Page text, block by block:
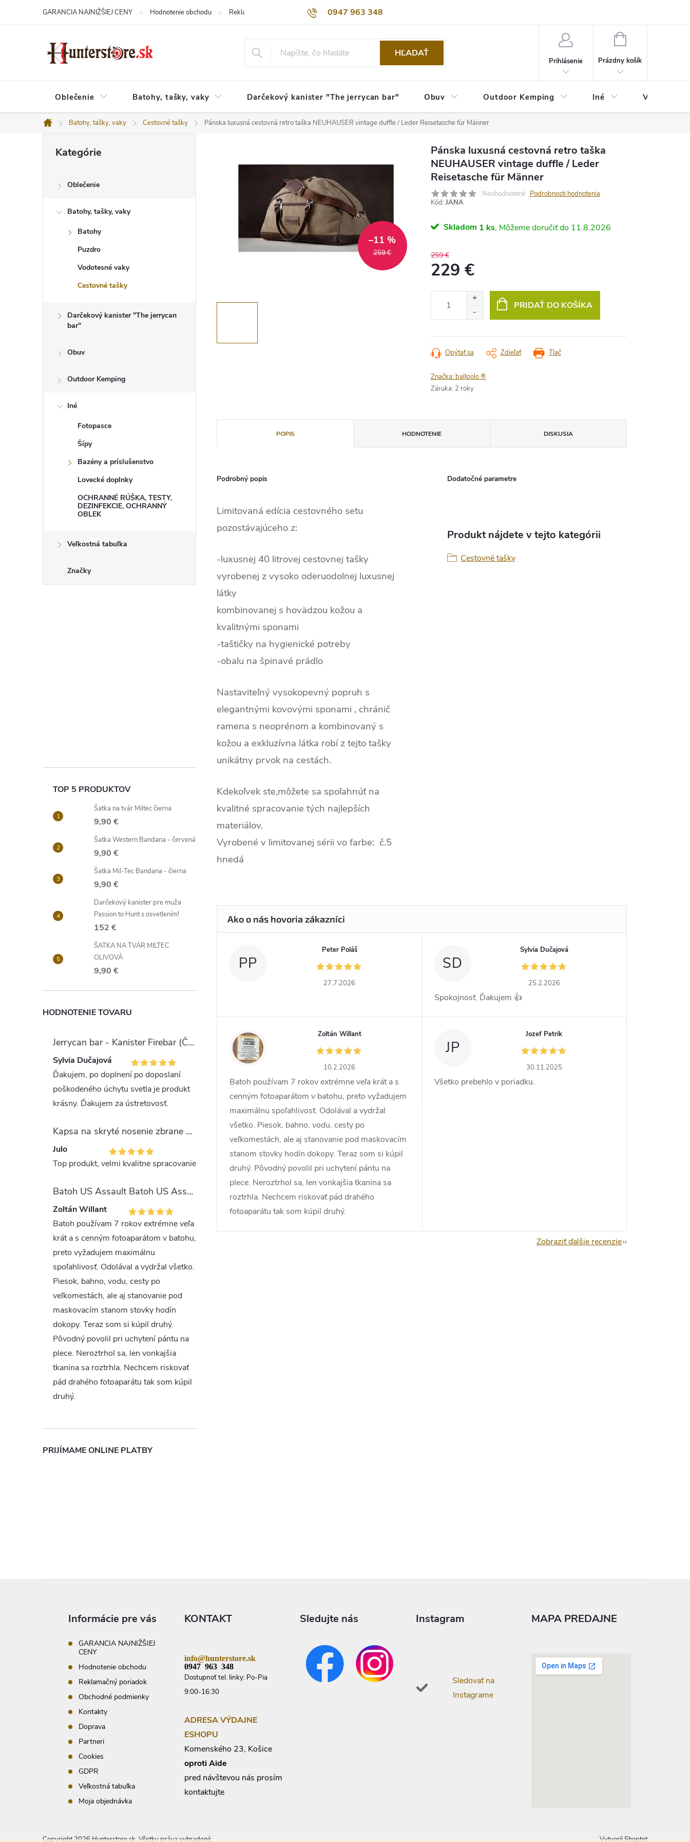
0947 963 348
GARANCIA NAJNIŽŠIEJ CENY Hodnotenie obchodu Reklamačný poriadok Obchodné podmienky
HĽADAŤ
Prihlásenie
NÁKUPNÝ
Prázdny košík
Oblečenie Batohy, tašky, vaky Darčekový kanister "The jerrycan bar" Obuv Outdoor Kemping Iné Veľkostná
Domov
Batohy, tašky, vaky Cestovné tašky Pánska luxusná cestovná retro taška NEUHAUSER vintage duffle / Leder Reisetasche für Männer
kategórie
Kategórie
Oblečenie
Batohy, tašky, vaky
Batohy
Puzdro
Vodotesné vaky
Cestovné tašky
Darčekový kanister "The jerrycan
bar"
Obuv
Outdoor Kemping
Iné
Fotopasce
Šípy
Bazény a príslušenstvo
Lovecké doplnky
OCHRANNÉ RÚŠKA, TESTY,
DEZINFEKCIE, OCHRANNÝ
OBLEK
Veľkostná tabuľka
Značky
TOP 5 PRODUKTOV
Šatka na tvár Miltec čierna
9,90 €
Šatka Western Bandana - červená
9,90 €
Šatka Mil-Tec Bandana - čierna
9,90 €
Darčekový kanister pre muža
Passion to Hunt s osvetlením!
152 €
ŠATKA NA TVÁR MILTEC
OLIVOVÁ
9,90 €
HODNOTENIE TOVARU
Jerrycan bar - Kanister Firebar (Červený)
Sylvia Dučajová
Ďakujem, po doplnení po doposlaní
poškodeného úchytu svetla je produkt
krásny. Ďakujem za ústretovosť.
Kapsa na skryté nosenie zbrane OLIVA (veľkosť Glock 17/19)
Julo
Top produkt, velmi kvalitne spracovanie
Batoh US Assault Batoh US Assault "LASER CUT" 36l MULTIT.
Zoltán Willant
Batoh používam 7 rokov extrémne veľa
krát a s cenným fotoaparátom v batohu,
preto vyžadujem maximálnu
spoľahlivosť. Odolával a vydržal všetko.
Piesok, bahno, vodu, cesty po
veľkomestách, ale aj stanovanie pod
maskovacím stanom stovky hodín
dokopy. Teraz som si kúpil druhý.
Pôvodný povolil pri uchytení pántu na
plece. Neroztrhol sa, len vonkajšia
tkanina sa roztrhla. Nechcem riskovať
pád drahého fotoaparátu tak som kúpil
druhý.
PRIJÍMAME ONLINE PLATBY
259 €
–11 %
Pánska luxusná cestovná retro taška
NEUHAUSER vintage duffle / Leder
Reisetasche für Männer
Neohodnotené Podrobnosti hodnotenia
Kód: JANA
Skladom 1 ks 11.8.2026
259 €
229 €
PRIDAŤ DO KOŠÍKA
Tlač
Opýtať sa Zdieľať
Značka: ballpolo ®
Záruka: 2 roky
POPIS HODNOTENIE DISKUSIA
Podrobný popis
Limitovaná edícia cestovného setu
pozostávajúceho z:
-luxusnej 40 litrovej cestovnej tašky
vyrobenej z vysoko oderuodolnej luxusnej
látky
kombinovanej s hovädzou kožou a
kvalitnými sponami
-taštičky na hygienické potreby
-obalu na špinavé prádlo
Nastaviteľný vysokopevný popruh s
elegantnými kovovými sponami , chránič
ramena s neoprénom a kombinovaný s
kožou a exkluzívna látka robí z tejto tašky
unikátny prvok na cestách.
Kdekoľvek ste,môžete sa spoľahnúť na
kvalitné spracovanie tých najlepších
materiálov.
Vyrobené v limitovanej sérii vo farbe: č.5
hnedá
Dodatočné parametre
Produkt nájdete v tejto kategórii
Cestovné tašky
PP
Peter Poláš
27.7.2026
SD
Sylvia Dučajová
25.2.2026
Spokojnosť. Ďakujem 👍
ZW
Zoltán Willant
10.2.2026
Batoh používam 7 rokov extrémne veľa krát a s
cenným fotoaparátom v batohu, preto vyžadujem
maximálnu spoľahlivosť. Odolával a vydržal
všetko. Piesok, bahno, vodu, cesty po
veľkomestách, ale aj stanovanie pod maskovacím
stanom stovky hodín dokopy. Teraz som si kúpil
druhý. Pôvodný povolil pri uchytení pántu na
plece. Neroztrhol sa, len vonkajšia tkanina sa
roztrhla. Nechcem riskovať pád drahého
fotoaparátu tak som kúpil druhý.
JP
Jozef Petrik
30.11.2025
Všetko prebehlo v poriadku.
Zobraziť ďalšie recenzie
Informácie pre vás
GARANCIA NAJNIŽŠIEJ
CENY
Hodnotenie obchodu
Reklamačný poriadok
Obchodné podmienky
Kontakty
Doprava
Partneri
Cookies
GDPR
Veľkostná tabuľka
Moja objednávka
KONTAKT
info@hunterstore.sk
0947 963 348
Dostupnoť tel. linky: Po-Pia
9:00-16:30
ADRESA VÝDAJNE
ESHOPU
Komenského 23, Košice
oproti Aide
pred návštevou nás prosím
kontaktujte
Sledujte nás Instagram
Sledovať na
Instagrame
MAPA PREDAJNE
Vytvoril Shoptet
Copyright 2026 Hunterstore.sk. Všetky práva vyhradené.